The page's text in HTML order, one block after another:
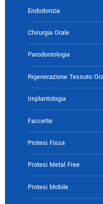
Endodonzia
Chirurgia Orale
Parodontologia
Rigenerazione Tessuto
Implantologia
Faccette
Protesi Fissa
Protesi Metal Free
Protesi Mobile